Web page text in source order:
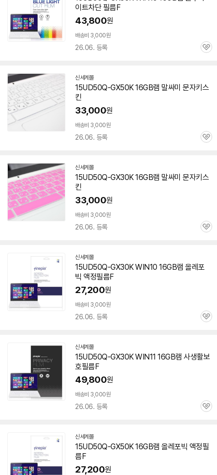
이트차단 필름F
43,800원
배송비 3,000원
26.06. 등록
관
신세계몰
15UD50Q-GX50K 16GB램 말싸미 문자키스
킨
33,000원
배송비 3,000원
26.06. 등록
관
신세계몰
15UD50Q-GX30K 16GB램 말싸미 문자키스
킨
33,000원
배송비 3,000원
26.06. 등록
관
신세계몰
15UD50Q-GX30K WIN10 16GB램 올레포
빅 액정필름F
27,200원
배송비 3,000원
26.06. 등록
관
신세계몰
15UD50Q-GX30K WIN11 16GB램 사생활보
호필름F
49,800원
배송비 3,000원
26.06. 등록
관
신세계몰
15UD50Q-GX50K 16GB램 올레포빅 액정필
름F
27,200원